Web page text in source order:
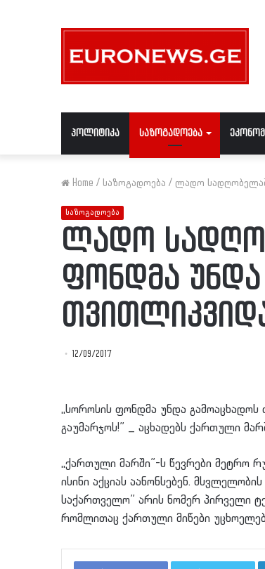
პოლიტიკა საზოგადოება
Home / საზოგადოება / ლადო
საზოგადოება
ლადო
ფონდმა
12/09/2017
,,სოროსის ფონდმა უნდა
გაუმარჯოს!” _ აცხადებს ქართული
,,ქართული მარში”-ს წევრები მეტრო
ისინი აქციას აანონსებენ.
საქართველო” არის ნომერ პირველი
რომლითაც ქართული მიწები